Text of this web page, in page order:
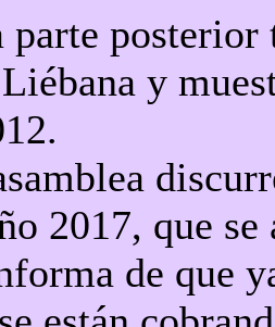
parte posterior
y
2017, que
de que